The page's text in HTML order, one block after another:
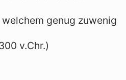
genug zuwenig
v.Chr.)